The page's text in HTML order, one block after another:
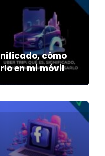
cómo
en mi móvil